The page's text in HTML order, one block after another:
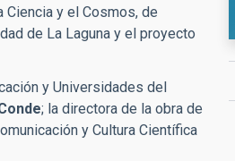
Ciencia y el Cosmos, de
de La Laguna y el proyecto
y Universidades del
; la directora de la obra de
y Cultura Científica